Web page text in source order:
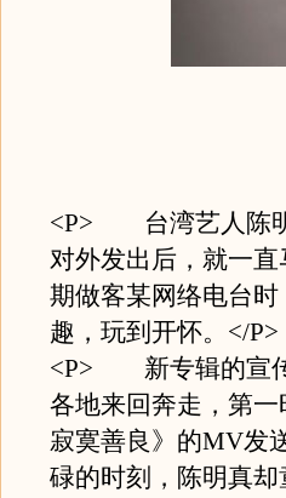
<P> 台湾艺人陈明
对外发出后，就一
期做客某网络电台
趣，玩到开怀。</P>
<P> 新专辑的宣传
各地来回奔走，第
寂寞善良》的MV发
碌的时刻，陈明真